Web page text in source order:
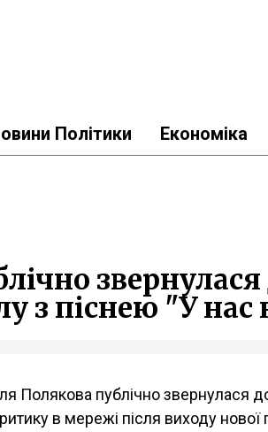
Політики Економіка
з піснею "У нас
Полякова публічно звернулася
в мережі після виходу нової